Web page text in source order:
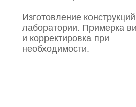
Изготовление
лаборатории. Примерка
и корректировка при
необходимости.